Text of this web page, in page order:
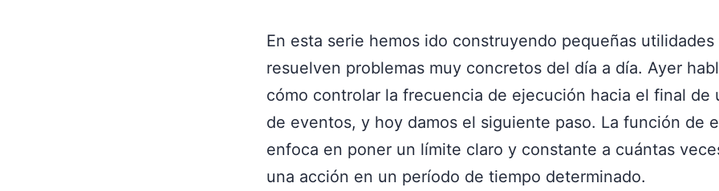
En esta serie hemos ido construyendo pequeñas utilidades
resuelven problemas muy concretos del día a día. Ayer
cómo controlar la frecuencia de ejecución hacia el final de
de eventos, y hoy damos el siguiente paso. La función de
enfoca en poner un límite claro y constante a cuántas
una acción en un período de tiempo determinado.